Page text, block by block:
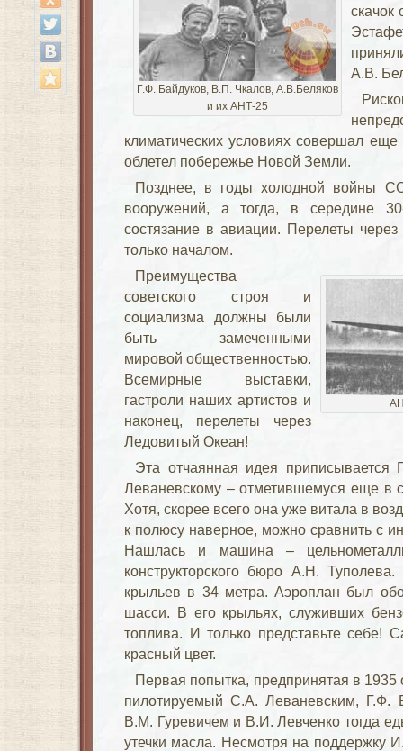
Г.Ф. Байдуков, В.П. Чкалов, А.В.Беляков
и их АНТ-25
скачок
А.В.
климатических условиях совершал
облетел побережье Новой Земли.
Позднее, в годы холодной войны
вооружений, а тогда, в середине
состязание в авиации. Перелеты
только началом.
Преимущества
советского строя и
социализма должны были
быть замеченными
мировой общественностью.
Всемирные выставки,
гастроли наших артистов и
наконец, перелеты через
Ледовитый Океан!
Эта отчаянная идея
Леваневскому – отметившемуся еще в
Хотя, скорее всего она уже витала в
к полюсу наверное, можно сравнить с
Нашлась и машина –
конструкторского бюро А.Н.
крыльев в 34 метра. Аэроплан был
шасси. В его крыльях, служивших
топлива. И только представьте себе!
красный цвет.
Первая попытка, предпринятая в 1935
пилотируемый С.А. Леваневским,
В.М. Гуревичем и В.И. Левченко тогда
утечки масла. Несмотря на поддержку